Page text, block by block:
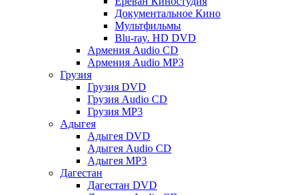
Документальное Кино
Мультфильмы
Blu-ray. HD DVD
Армения Audio CD
Армения Audio MP3
Грузия
Грузия DVD
Грузия Audio CD
Грузия MP3
Адыгея
Адыгея DVD
Адыгея Audio CD
Адыгея MP3
Дагестан
Дагестан DVD